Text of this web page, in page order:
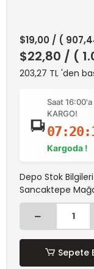
$19,00 / (
$22,80 / (
203,27 TL 'den
Saat
KARGO!
Kargoda !
Depo Stok
Sancaktepe
Sepete